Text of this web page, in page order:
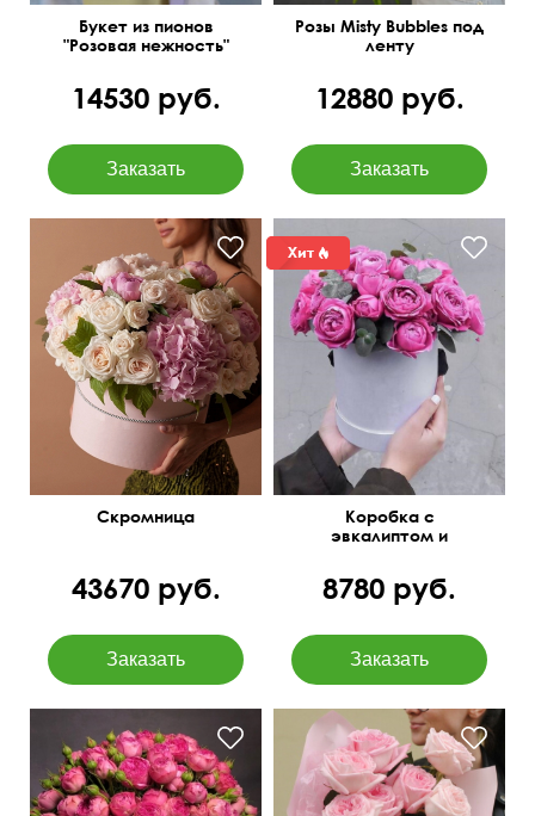
Букет из пионов
"Розовая нежность"
14530 руб.
Розы Misty Bubbles под
ленту
12880 руб.
Пионовидные розы White
O'Hara - 35, pions - 6,
hydrangea - 3, большая
коробка для цветов - 1,
оазис - 3
Скромница
43670 руб.
Коробка с
эвкалиптом и
8780 руб.